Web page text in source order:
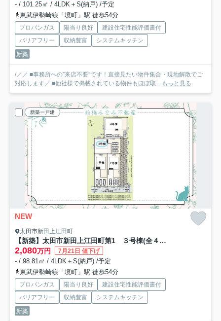
- / 101.25㎡ / 4LDK＋S(納戸) /予定
東武伊勢崎線「境町」駅 徒歩54分
プロパンガス 陽当り良好
建設住宅性能評価書付
バリアフリー
収納豊富
システムキッチン
新築
/／／ ■事務所への”来店不要”です！直接見たい物件集合・現地解散でご
対応します／ ■他社様で掲載されている物件もほぼ取... もっと見る
新築一戸建
NEW
太田市新田上江田町
【新築】太田市新田上江田町第1 ３号棟(全４棟) クレイドルガーデン 新築建売分譲
2,080万円 7月21日 値下げ
- / 98.81㎡ / 4LDK＋S(納戸) /予定
東武伊勢崎線「境町」駅 徒歩54分
プロパンガス 陽当り良好
建設住宅性能評価書付
バリアフリー
収納豊富
システムキッチン
新築